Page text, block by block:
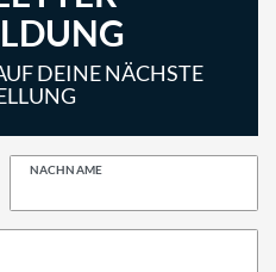
DEINE NÄCHSTE
NACHNAME